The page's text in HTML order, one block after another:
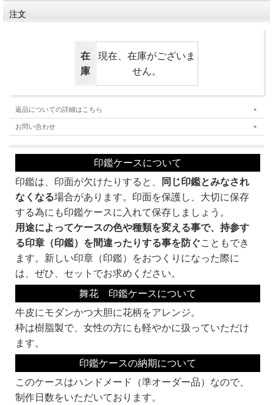
蓋の裏には、気品のある朱色に竹の模様が刺繍され、印章（印鑑）側は、傷がつき
にくい起毛仕上げとなっています。
持参時に便利な朱肉付き。
※生地の採用箇所により、柄などが見本とずれる場合があります。
お持ちの印章（印鑑）のサイズにあったものをお選びいただいて、カートに入れて
ください。
なお、カートに入れただけではお買い上げにはなりませんので、ご安心ください。
注文
在
庫
現在、在庫がございま
せん。
返品についての詳細はこちら
お問い合わせ
印鑑ケースについて
印鑑は、印面が欠けたりすると、
同じ印鑑とみなされ
なくなる場合があります。印面を保護し、大切に保存
する為にも印鑑ケースに入れて保存しましょう。
用途によってケースの色や種類を変える事で、持参す
る印章（印鑑）を間違ったりする事を防ぐこともでき
ます。新しい印章（印鑑）をおつくりになった際に
は、ぜひ、セットでお求めください。
舞花 印鑑ケースについて
牛皮にモダンかつ大胆に花柄をアレンジ。
枠は樹脂製で、女性の方にも軽やかに扱っていただけ
ます。
印鑑ケースの納期について
このケースはハンドメード（準オーダー品）なので、
制作日数をいただいております。